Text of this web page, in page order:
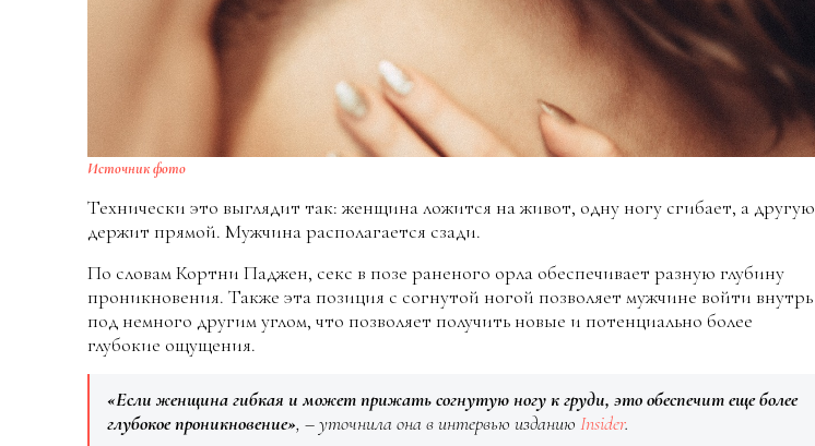
Источник фото
Технически это выглядит так: женщина ложится на живот, одну ногу сгибает, а другую
держит прямой. Мужчина располагается сзади.
По словам Кортни Паджен, секс в позе раненого орла обеспечивает разную глубину
проникновения. Также эта позиция с согнутой ногой позволяет мужчине войти внутрь
под немного другим углом, что позволяет получить новые и потенциально более
глубокие ощущения.
«Если женщина гибкая и может прижать согнутую ногу к груди, это обеспечит еще более
глубокое проникновение», – уточнила она в интервью изданию Insider.